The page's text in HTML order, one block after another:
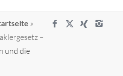
»
–
und die